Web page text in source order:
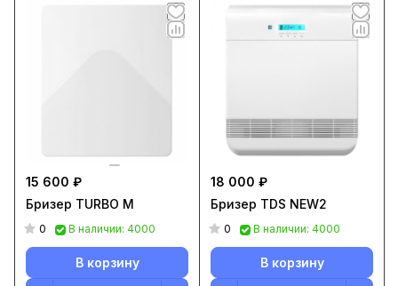
15 600 ₽
Бризер TURBO M
0 В наличии: 4000
В корзину
18 000 ₽
Бризер TDS NEW2
0 В наличии: 4000
В корзину